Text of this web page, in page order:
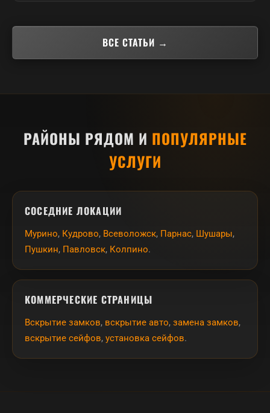
ВСЕ СТАТЬИ →
РАЙОНЫ РЯДОМ И ПОПУЛЯРНЫЕ
УСЛУГИ
СОСЕДНИЕ ЛОКАЦИИ
Мурино, Кудрово, Всеволожск, Парнас, Шушары,
Пушкин, Павловск, Колпино.
КОММЕРЧЕСКИЕ СТРАНИЦЫ
Вскрытие замков, вскрытие авто, замена замков,
вскрытие сейфов, установка сейфов.